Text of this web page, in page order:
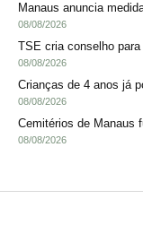
Manaus anuncia
08/08/2026
TSE cria conselho
08/08/2026
Crianças de 4 anos já
08/08/2026
Cemitérios de Manaus
08/08/2026